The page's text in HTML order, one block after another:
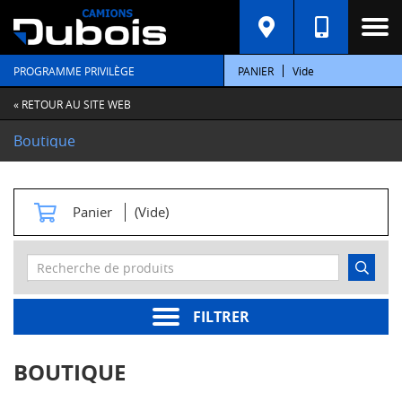
PROGRAMME PRIVILÈGE PANIER Vide
« RETOUR AU SITE WEB
Boutique
Panier (Vide)
FILTRER
C
A
T
É
G
O
R
E
S
t
e
r
moteur
BOUTIQUE